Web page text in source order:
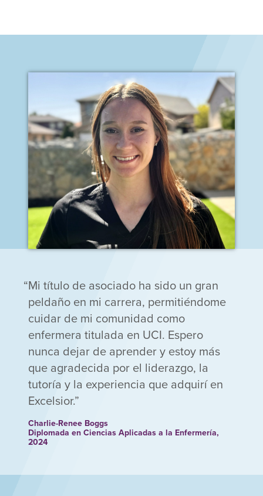
Mi título de asociado ha sido un gran
peldaño en mi carrera, permitiéndome
cuidar de mi comunidad como
enfermera titulada en UCI. Espero
nunca dejar de aprender y estoy más
que agradecida por el liderazgo, la
tutoría y la experiencia que adquirí en
Excelsior.
Charlie-Renee Boggs
Diplomada en Ciencias Aplicadas a la Enfermería,
2024